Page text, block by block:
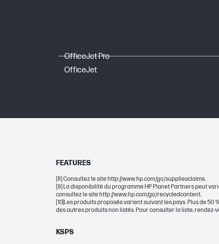
Cartouche d’impression/Bouteille,
Imprimante de codes barres
OfficeJet Pro
OfficeJet
FEATURES
[8] Consultez le site http://www.hp.com/go/suppliesclaims.
[9] La disponibilité du programme HP Planet Partners peut
consultez le site http://www.hp.com/go/recycledcontent.
[10]Les produits proposés varient suivant les pays. Plus de
des autres produits non listés. Pour consulter la liste, rendez-
KSPS